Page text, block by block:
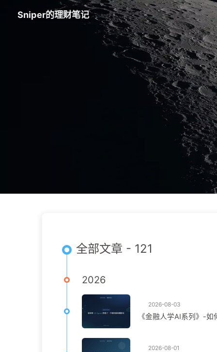
Sniper的理财笔记
全部文章 - 121
2026
2026-08-03
《金融人学AI系列》-
2026-08-01